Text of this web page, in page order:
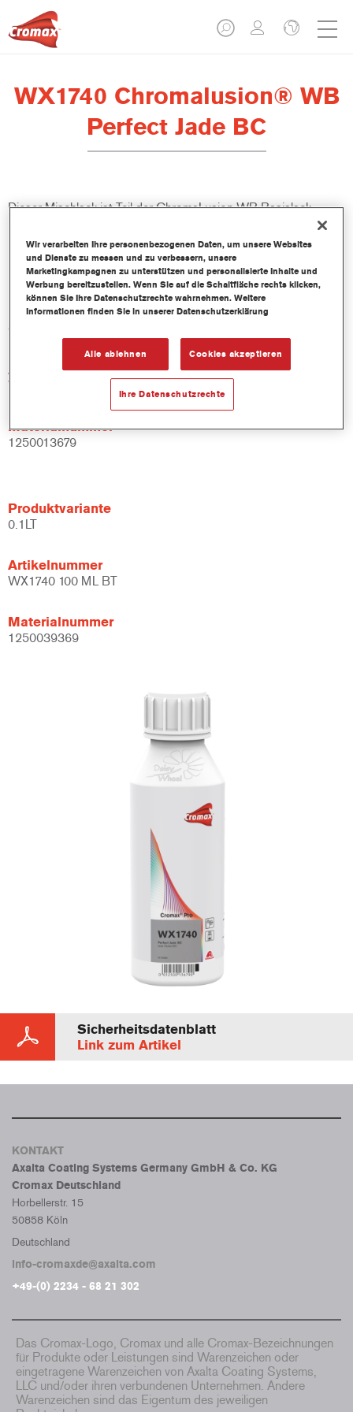
WX1740 Chromalusion® WB
Perfect Jade BC
Dieser Mischlack ist Teil der ChromaLusion WB Basislack-
Produktmerkmale
Produktvariante
0.5LT
Artikelnummer
WX1740 DW 0.5 LT
Materialnummer
1250013679
Produktvariante
0.1LT
Artikelnummer
WX1740 100 ML BT
Materialnummer
1250039369
Sicherheitsdatenblatt
Link zum Artikel
KONTAKT
Axalta Coating Systems Germany GmbH & Co. KG
Cromax Deutschland
Horbellerstr. 15
50858 Köln
Deutschland
info-cromaxde@axalta.com
+49-(0) 2234 - 68 21 302
Das Cromax-Logo, Cromax und alle Cromax-Bezeichnungen
für Produkte oder Leistungen sind Warenzeichen oder
eingetragene Warenzeichen von Axalta Coating Systems,
LLC und/oder ihren verbundenen Unternehmen. Andere
Warenzeichen sind das Eigentum des jeweiligen
Wir verarbeiten Ihre personenbezogenen Daten, um unsere Websites
und Dienste zu messen und zu verbessern, unsere
Marketingkampagnen zu unterstützen und personalisierte Inhalte und
Werbung bereitzustellen. Wenn Sie auf die Schaltfläche rechts klicken,
können Sie Ihre Datenschutzrechte wahrnehmen. Weitere
Informationen finden Sie in unserer Datenschutzerklärung
Alle ablehnen Cookies akzeptieren
Ihre Datenschutzrechte